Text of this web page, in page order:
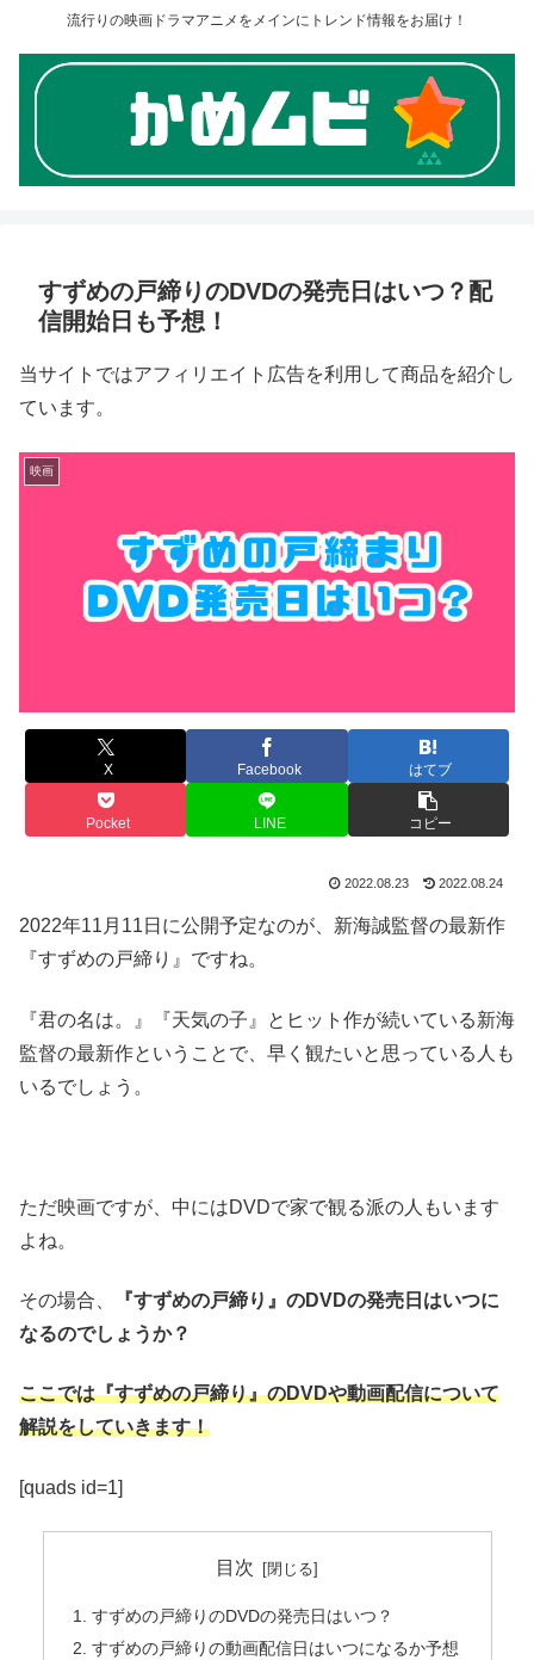
流行りの映画ドラマアニメをメインにトレンド情報をお届け！
すずめの戸締りのDVDの発売日はいつ？配
信開始日も予想！
当サイトではアフィリエイト広告を利用して商品を紹介し
ています。
映画
X Facebook はてブ
Pocket LINE コピー
2022.08.23 2022.08.24
2022年11月11日に公開予定なのが、新海誠監督の最新作
『すずめの戸締り』ですね。
『君の名は。』『天気の子』とヒット作が続いている新海
監督の最新作ということで、早く観たいと思っている人も
いるでしょう。
ただ映画ですが、中にはDVDで家で観る派の人もいます
よね。
その場合、
『すずめの戸締り』のDVDの発売日はいつに
なるのでしょうか？
ここでは『すずめの戸締り』のDVDや動画配信について
解説をしていきます！
[quads id=1]
目次
すずめの戸締りのDVDの発売日はいつ？
すずめの戸締りの動画配信日はいつになるか予想